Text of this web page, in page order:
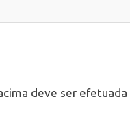
deve ser